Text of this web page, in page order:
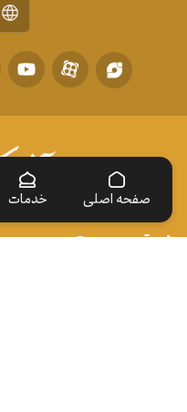
صفحه اصلی خدمات
دسترسی سریع